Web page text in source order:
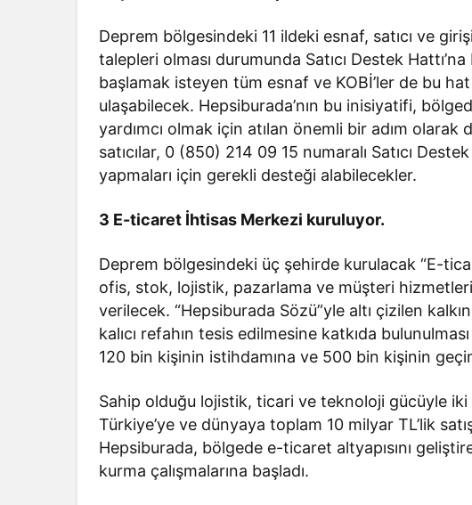
Deprem bölgesindeki 11 ildeki esnaf, satıcı ve
talepleri olması durumunda Satıcı Destek
başlamak isteyen tüm esnaf ve KOBİ’ler de bu
ulaşabilecek. Hepsiburada’nın bu inisiyatifi,
yardımcı olmak için atılan önemli bir adım
satıcılar, 0 (850) 214 09 15 numaralı Satıcı
yapmaları için gerekli desteği alabilecekler.
3 E-ticaret İhtisas Merkezi kuruluyor.
Deprem bölgesindeki üç şehirde kurulacak “E-
ofis, stok, lojistik, pazarlama ve müşteri
verilecek. “Hepsiburada Sözü”yle altı çizilen
kalıcı refahın tesis edilmesine katkıda
120 bin kişinin istihdamına ve 500 bin kişinin
Sahip olduğu lojistik, ticari ve teknoloji gücüyle
Türkiye’ye ve dünyaya toplam 10 milyar TL’lik
Hepsiburada, bölgede e-ticaret altyapısını
kurma çalışmalarına başladı.